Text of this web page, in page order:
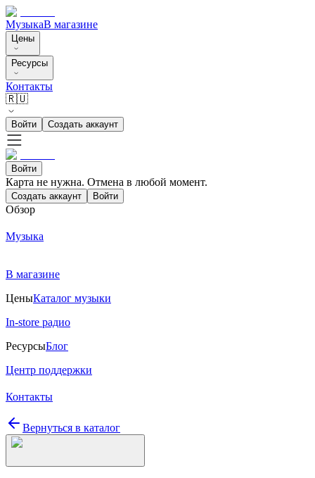
МузыкаВ магазине
Цены
Ресурсы
Контакты
🇷🇺
Войти Создать аккаунт
Войти
Карта не нужна. Отмена в любой момент.
Создать аккаунт Войти
Обзор
Музыка
В магазине
ЦеныКаталог музыки
In-store радио
РесурсыБлог
Центр поддержки
Контакты
Вернуться в каталог